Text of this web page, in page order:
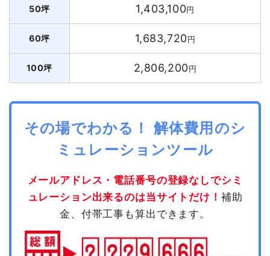
50坪 1,403,100円
60坪 1,683,720円
100坪 2,806,200円
その場でわかる！ 解体費用のシ
ミュレーションツール
メールアドレス・電話番号の登録なしでシミ
ュレーション出来るのは当サイトだけ！ 補助
金、付帯工事も算出できます。